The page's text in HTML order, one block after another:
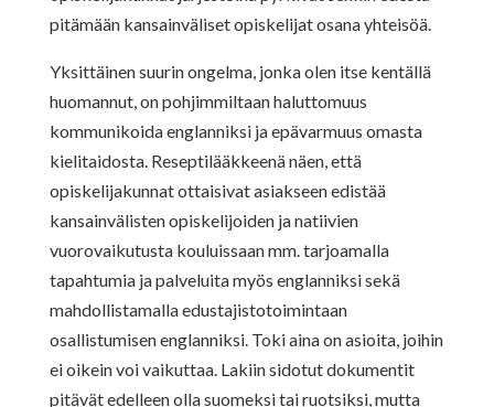
pitämään kansainväliset opiskelijat osana yhteisöä.
Yksittäinen suurin ongelma, jonka olen itse kentällä
huomannut, on pohjimmiltaan haluttomuus
kommunikoida englanniksi ja epävarmuus omasta
kielitaidosta. Reseptilääkkeenä näen, että
opiskelijakunnat ottaisivat asiakseen edistää
kansainvälisten opiskelijoiden ja natiivien
vuorovaikutusta kouluissaan mm. tarjoamalla
tapahtumia ja palveluita myös englanniksi sekä
mahdollistamalla edustajistotoimintaan
osallistumisen englanniksi. Toki aina on asioita, joihin
ei oikein voi vaikuttaa. Lakiin sidotut dokumentit
pitävät edelleen olla suomeksi tai ruotsiksi, mutta